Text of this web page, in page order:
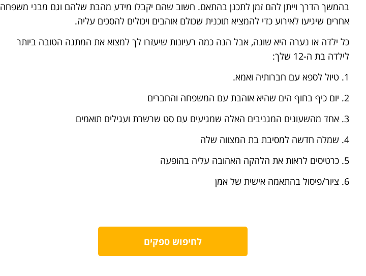
בהמשך הדרך וייתן להם זמן לתכנן בהתאם. חשוב שהם יקבלו מידע מהבת שלהם וגם מבני משפחה
אחרים שיגיעו לאירוע כדי להמציא תוכנית שכולם אוהבים ויכולים להסכים עליה.
כל ילדה או נערה היא שונה, אבל הנה כמה רעיונות שיעזרו לך למצוא את המתנה הטובה ביותר
לילדה בת ה-12 שלך:
1. טיול לספא עם חברותיה ואמא.
2. יום כיף בחוף הים שהיא אוהבת עם המשפחה והחברים
3. אחד מהשעונים המגניבים האלה שמגיעים עם סט שרשרת ועגילים תואמים
4. שמלה חדשה למסיבת בת המצווה שלה
5. כרטיסים לראות את הלהקה האהובה עליה בהופעה
6. ציור/פיסול בהתאמה אישית של אמן
לחיפוש ספקים